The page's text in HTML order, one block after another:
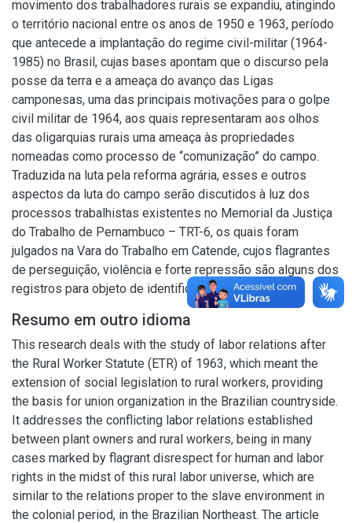
movimento dos trabalhadores rurais se expandiu, atingindo
o território nacional entre os anos de 1950 e 1963, período
que antecede a implantação do regime civil-militar (1964-
1985) no Brasil, cujas bases apontam que o discurso pela
posse da terra e a ameaça do avanço das Ligas
camponesas, uma das principais motivações para o golpe
civil militar de 1964, aos quais representaram aos olhos
das oligarquias rurais uma ameaça às propriedades
nomeadas como processo de “comunização” do campo.
Traduzida na luta pela reforma agrária, esses e outros
aspectos da luta do campo serão discutidos à luz dos
processos trabalhistas existentes no Memorial da Justiça
do Trabalho de Pernambuco – TRT-6, os quais foram
julgados na Vara do Trabalho em Catende, cujos flagrantes
de perseguição, violência e forte repressão são alguns dos
registros para objeto de identificação.
Resumo em outro idioma
This research deals with the study of labor relations after
the Rural Worker Statute (ETR) of 1963, which meant the
extension of social legislation to rural workers, providing
the basis for union organization in the Brazilian countryside.
It addresses the conflicting labor relations established
between plant owners and rural workers, being in many
cases marked by flagrant disrespect for human and labor
rights in the midst of this rural labor universe, which are
similar to the relations proper to the slave environment in
the colonial period, in the Brazilian Northeast. The article